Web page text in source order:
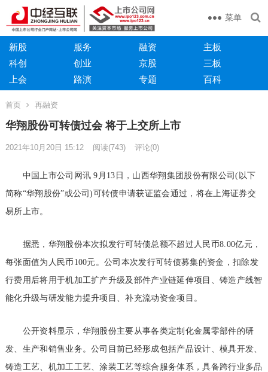
菜单
新股 服务 融资
主板
科创
创业 京股
三板
上会
路演 专题 百科
首页 再融资
华翔股份可转债过会 将于上交所上市
2021年10月20日 15:12 阅读(743) 评论(0)
中国上市公司网讯 9月13日，山西华翔集团股份有限公司(以下
简称“华翔股份”或公司)可转债申请获证监会通过，将在上海证券交
易所上市。
据悉，华翔股份本次拟发行可转债总额不超过人民币8.00亿元，
每张面值为人民币100元。公司本次发行可转债募集的资金，扣除发
行费用后将用于机加工扩产升级及部件产业链延伸项目、铸造产线智
能化升级与研发能力提升项目、补充流动资金项目。
公开资料显示，华翔股份主要从事各类定制化金属零部件的研
发、生产和销售业务。公司目前已经形成包括产品设计、模具开发、
铸造工艺、机加工工艺、涂装工艺等综合服务体系，具备跨行业多品